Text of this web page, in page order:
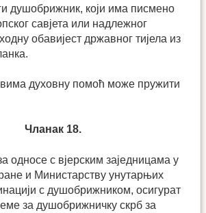
душобрижник, који има писмено
савјета или надлежног
обавијест државног тијела из
духовну помоћ може пружити
Чланак 18.
односе с вјерским заједницама у
и Министарству унутарњих
с душобрижником, осигурат
за душобрижничку скрб за